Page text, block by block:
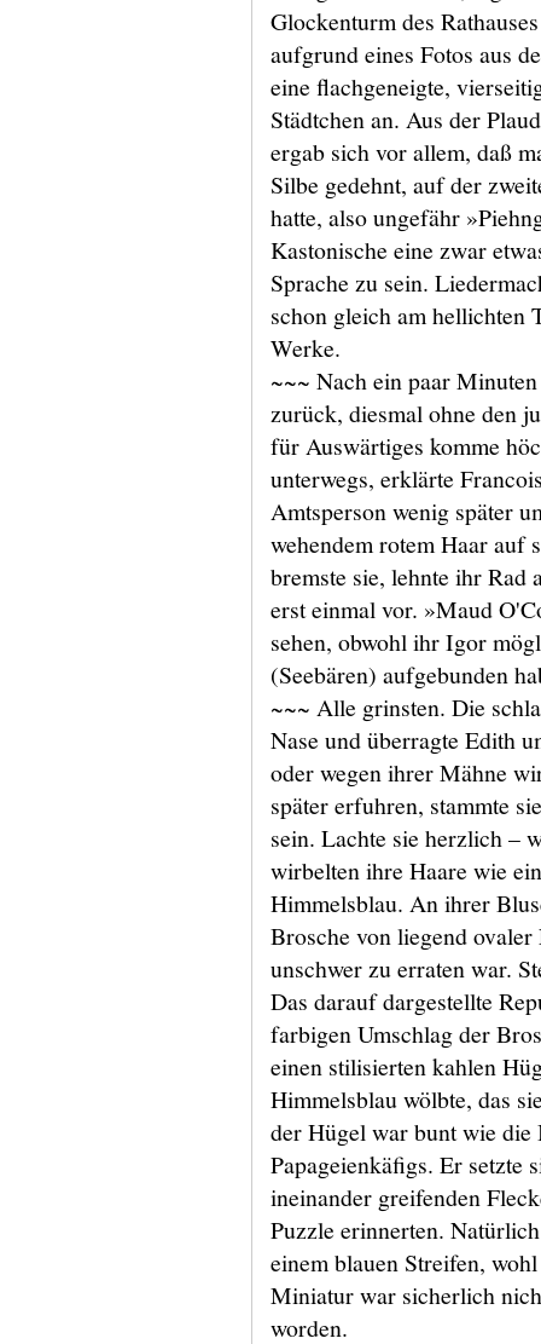
Glockenturm des
aufgrund eines Fotos aus
eine flachgeneigte,
Städtchen an. Aus der
ergab sich vor allem, daß
Silbe gedehnt, auf der
hatte, also ungefähr
Kastonische eine zwar
Sprache zu sein.
schon gleich am hellichten
Werke.
~~~ Nach ein paar
zurück, diesmal ohne den
für Auswärtiges komme
unterwegs, erklärte
Amtsperson wenig später
wehendem rotem Haar auf
bremste sie, lehnte ihr Rad
erst einmal vor. »Maud
sehen, obwohl ihr Igor
(Seebären) aufgebunden
~~~ Alle grinsten. Die
Nase und überragte Edith
oder wegen ihrer Mähne
später erfuhren, stammte
sein. Lachte sie herzlich –
wirbelten ihre Haare wie
Himmelsblau. An ihrer
Brosche von liegend
unschwer zu erraten war.
Das darauf dargestellte
farbigen Umschlag der
einen stilisierten kahlen
Himmelsblau wölbte, das
der Hügel war bunt wie die
Papageienkäfigs. Er setzte
ineinander greifenden
Puzzle erinnerten.
einem blauen Streifen,
Miniatur war sicherlich
worden.